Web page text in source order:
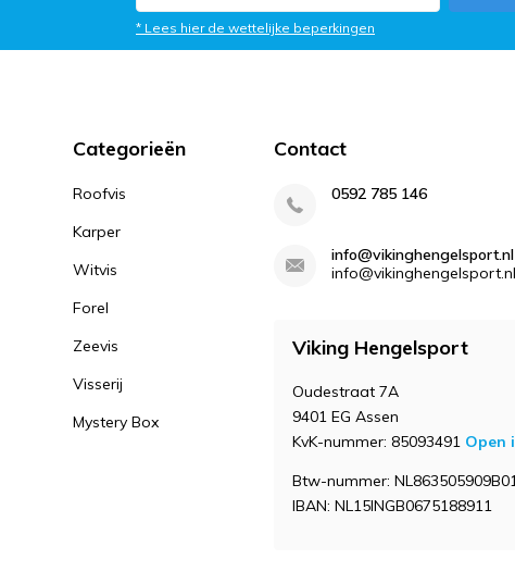
* Lees hier de wettelijke beperkingen
Categorieën
Roofvis
Karper
Witvis
Forel
Zeevis
Visserij
Mystery Box
Contact
0592 785 146
info@vikinghengelsport.nl
info@vikinghengelsport.nl
Viking Hengelsport
Oudestraat 7A
9401 EG Assen
KvK-nummer: 85093491 Open
Btw-nummer:
IBAN: NL15INGB0675188911